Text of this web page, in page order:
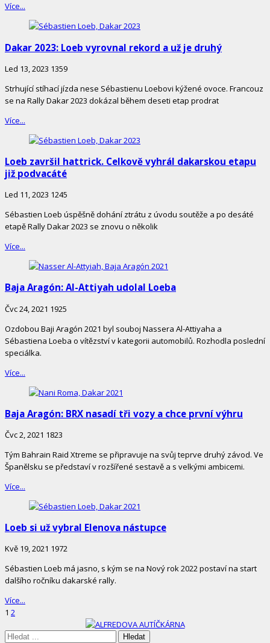
Více...
Dakar 2023: Loeb vyrovnal rekord a už je druhý
Led 13, 2023 1359
Strhující stíhací jízda nese Sébastienu Loebovi kýžené ovoce. Francouz
se na Rally Dakar 2023 dokázal během deseti etap prodrat
Více...
Loeb završil hattrick. Celkově vyhrál dakarskou etapu
již podvacáté
Led 11, 2023 1245
Sébastien Loeb úspěšně dohání ztrátu z úvodu soutěže a po desáté
etapě Rally Dakar 2023 se znovu o několik
Více...
Baja Aragón: Al-Attiyah udolal Loeba
Čvc 24, 2021 1925
Ozdobou Baji Aragón 2021 byl souboj Nassera Al-Attiyaha a
Sébastiena Loeba o vítězství v kategorii automobilů. Rozhodla poslední
speciálka.
Více...
Baja Aragón: BRX nasadí tři vozy a chce první výhru
Čvc 2, 2021 1823
Tým Bahrain Raid Xtreme se připravuje na svůj teprve druhý závod. Ve
Španělsku se představí v rozšířené sestavě a s velkými ambicemi.
Více...
Loeb si už vybral Elenova nástupce
Kvě 19, 2021 1972
Sébastien Loeb má jasno, s kým se na Nový rok 2022 postaví na start
dalšího ročníku dakarské rally.
Více...
Stránkování
Page
1 Page
2
Sidebar
Hledáte: